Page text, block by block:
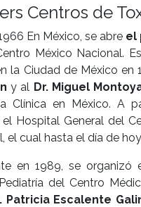
Centros de
En México, se abre el
México Nacional.
la Ciudad de México en
y al Dr. Miguel
Clínica en México. A
Hospital General del
el cual hasta el día de
en 1989, se
del Centro
Patricia Escalente